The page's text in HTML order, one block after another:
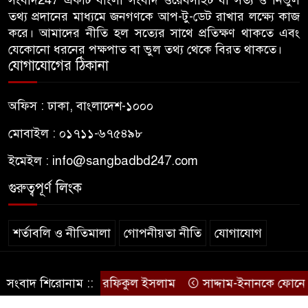
হামলা, ভিডিও করায় সাংবাদিককে
মারধর
সাবেক শিবির সভাপতির কড়া বার্তা
৭
ছাত্রলীগ কর্মীকে ছেড়ে দিতে জাকসু
৮
উঠলেন আ.লীগ নেতা
৯
আপনি কেন দেশে এসেছেন? উত্তরে
যা বলেছিলেন মীর কাশেম আলী
১০
তথ্য প্রদানের মাধ্যমে জনগণকে আপ-টু-ডেট রাখার লক্ষ্যে কাজ
করে। আমাদের নীতি হল সত্যের সাথে প্রতিক্ষণ থাকতে এবং
যেকোনো ধরনের পক্ষপাত বা ভুল তথ্য থেকে বিরত থাকতে।
যোগাযোগের ঠিকানা
অফিস : ঢাকা, বাংলাদেশ-১০০০
মোবাইল : ০১৭১১-৬৭৫৪৯৮
ইমেইল : info@sangbadbd247.com
গুরুত্বপূর্ণ লিংক
শর্তাবলি ও নীতিমালা গোপনীয়তা নীতি যোগাযোগ
© sangbadbd247
.
সংবাদ শিরোনাম ::
বিএনপির এমপি রফিকুল ইসলাম সাদ্দাম-ইনানকে ফোনে